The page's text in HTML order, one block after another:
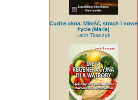
Cudze okna. Miłość, strach i nowe
życie (Maria)
Lech Tkaczyk